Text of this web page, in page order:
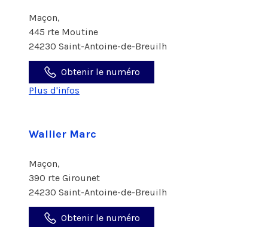
Maçon,
445 rte Moutine
24230 Saint-Antoine-de-Breuilh
Obtenir le numéro
Plus d'infos
Wallier Marc
Maçon,
390 rte Girounet
24230 Saint-Antoine-de-Breuilh
Obtenir le numéro